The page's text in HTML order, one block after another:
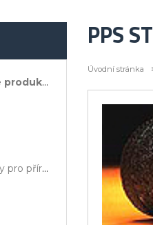
spoje
PPS
Úvodní stránka